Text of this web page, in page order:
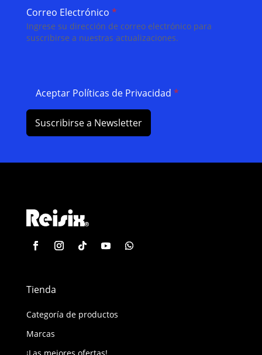
Correo Electrónico *
Ingrese su dirección de correo electrónico para
suscribirse a nuestras actualizaciones.
Aceptar Políticas de Privacidad *
Suscribirse a Newsletter
Tienda
Categoría de productos
Marcas